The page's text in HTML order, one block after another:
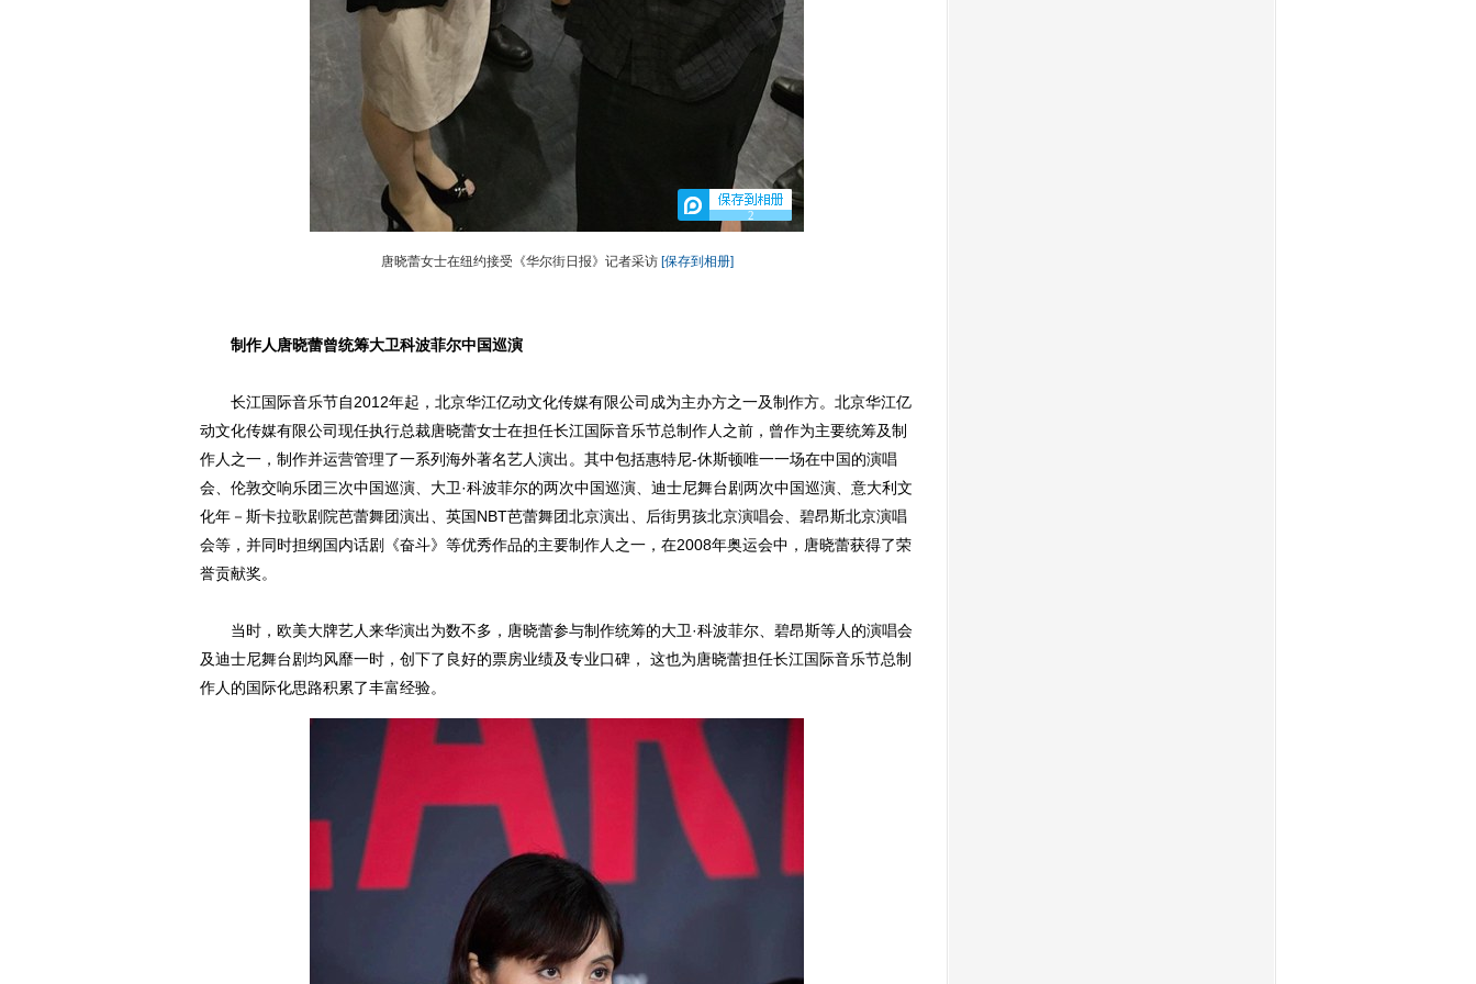
2
唐晓蕾女士在纽约接受《华尔街日报》记者采访 [保存到相册]
制作人唐晓蕾曾统筹大卫科波菲尔中国巡演
长江国际音乐节自2012年起，北京华江亿动文化传媒有限公司成为主办方之一及制作方。北京华江亿
动文化传媒有限公司现任执行总裁唐晓蕾女士在担任长江国际音乐节总制作人之前，曾作为主要统筹及制
作人之一，制作并运营管理了一系列海外著名艺人演出。其中包括惠特尼-休斯顿唯一一场在中国的演唱
会、伦敦交响乐团三次中国巡演、大卫·科波菲尔的两次中国巡演、迪士尼舞台剧两次中国巡演、意大利文
化年－斯卡拉歌剧院芭蕾舞团演出、英国NBT芭蕾舞团北京演出、后街男孩北京演唱会、碧昂斯北京演唱
会等，并同时担纲国内话剧《奋斗》等优秀作品的主要制作人之一，在2008年奥运会中，唐晓蕾获得了荣
誉贡献奖。
当时，欧美大牌艺人来华演出为数不多，唐晓蕾参与制作统筹的大卫·科波菲尔、碧昂斯等人的演唱会
及迪士尼舞台剧均风靡一时，创下了良好的票房业绩及专业口碑， 这也为唐晓蕾担任长江国际音乐节总制
作人的国际化思路积累了丰富经验。